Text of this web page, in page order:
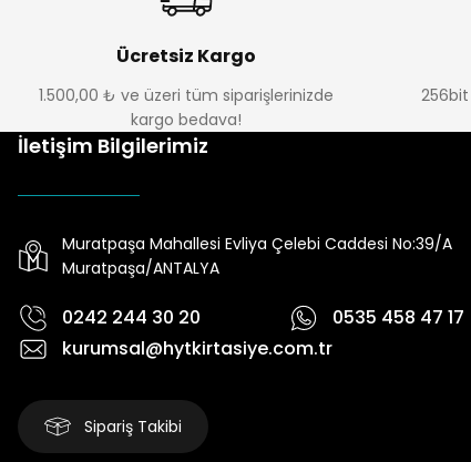
Ücretsiz Kargo
1.500,00 ₺ ve üzeri tüm siparişlerinizde
kargo bedava!
256bit
İletişim Bilgilerimiz
Muratpaşa Mahallesi Evliya Çelebi Caddesi No:39/A
Muratpaşa/ANTALYA
0242 244 30 20
0535 458 47 17
kurumsal@hytkirtasiye.com.tr
Sipariş Takibi